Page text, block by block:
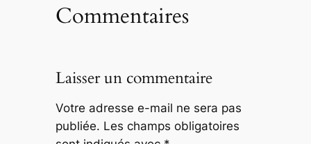
Commentaires
Laisser un commentaire
Votre adresse e-mail ne sera pas
publiée. Les champs obligatoires